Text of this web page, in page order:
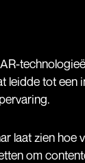
leidde tot een
laat zien hoe
om